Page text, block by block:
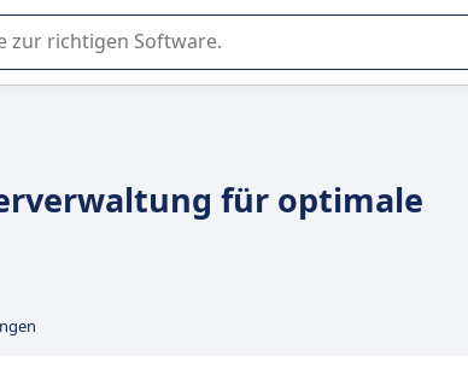
Auswahl von SaaS-Software in Unternehmen.
für optimale